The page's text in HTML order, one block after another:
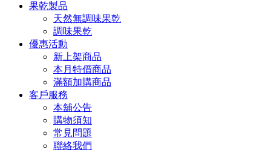
果乾製品
天然無調味果乾
調味果乾
優惠活動
新上架商品
本月特價商品
滿額加購商品
客戶服務
本舖公告
購物須知
常見問題
聯絡我們